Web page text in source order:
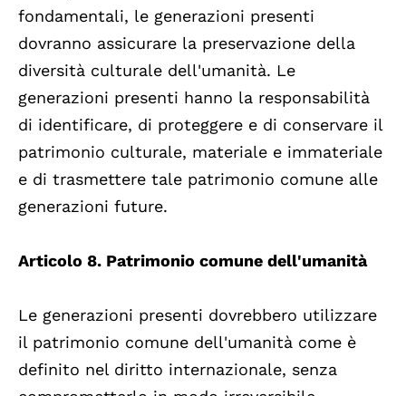
fondamentali, le generazioni presenti
dovranno assicurare la preservazione della
diversità culturale dell'umanità. Le
generazioni presenti hanno la responsabilità
di identificare, di proteggere e di conservare il
patrimonio culturale, materiale e immateriale
e di trasmettere tale patrimonio comune alle
generazioni future.
Articolo 8. Patrimonio comune dell'umanità
Le generazioni presenti dovrebbero utilizzare
il patrimonio comune dell'umanità come è
definito nel diritto internazionale, senza